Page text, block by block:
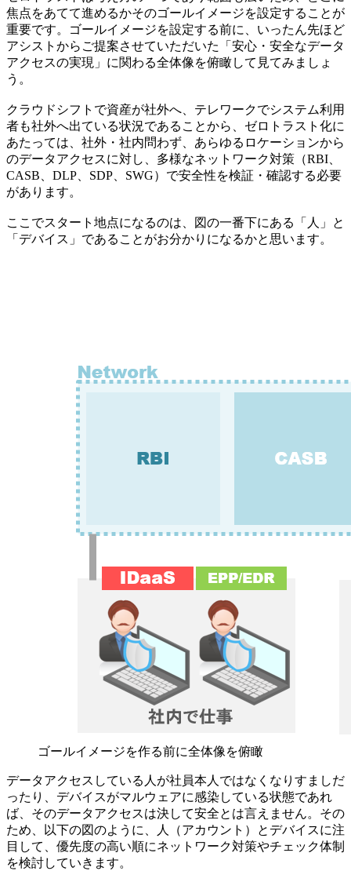
焦点をあてて進めるかそのゴールイメージを設定することが
重要です。ゴールイメージを設定する前に、いったん先ほど
アシストからご提案させていただいた「安心・安全なデータ
アクセスの実現」に関わる全体像を俯瞰して見てみましょ
う。
クラウドシフトで資産が社外へ、テレワークでシステム利用
者も社外へ出ている状況であることから、ゼロトラスト化に
あたっては、社外・社内問わず、あらゆるロケーションから
のデータアクセスに対し、多様なネットワーク対策（RBI、
CASB、DLP、SDP、SWG）で安全性を検証・確認する必要
があります。
ここでスタート地点になるのは、図の一番下にある「人」と
「デバイス」であることがお分かりになるかと思います。
ゴールイメージを作る前に全体像を俯瞰
データアクセスしている人が社員本人ではなくなりすましだ
ったり、デバイスがマルウェアに感染している状態であれ
ば、そのデータアクセスは決して安全とは言えません。その
ため、以下の図のように、人（アカウント）とデバイスに注
目して、優先度の高い順にネットワーク対策やチェック体制
を検討していきます。